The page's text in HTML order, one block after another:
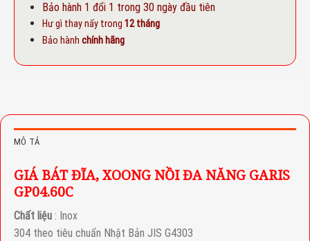
Bảo hành 1 đổi 1 trong 30 ngày đầu tiên
Hư gì thay nấy trong 12 tháng
Bảo hành chính hãng
MÔ TẢ
GIÁ BÁT ĐĨA, XOONG NỒI ĐA NĂNG GARIS
GP04.60C
Chất liệu : Inox
304 theo tiêu chuẩn Nhật Bản JIS G4303